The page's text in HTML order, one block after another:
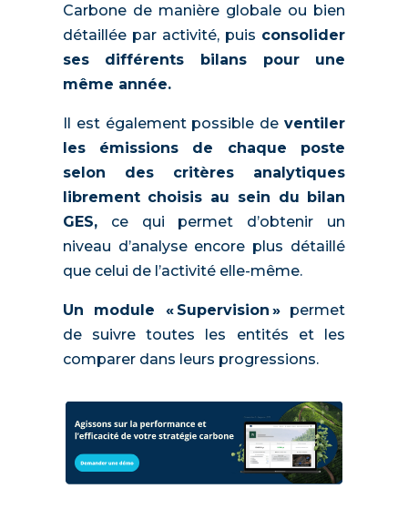
Carbone de manière globale ou bien
détaillée par activité, puis consolider
ses différents bilans pour une
même année.
Il est également possible deventiler
les émissions de chaque poste
selon des critères analytiques
librement choisis au sein du bilan
GES,ce qui permet d’obtenir un
niveau d’analyse encore plus détaillé
que celui de l’activité elle-même.
Un module « Supervision »permet
de suivre toutes les entités et les
comparer dans leurs progressions.